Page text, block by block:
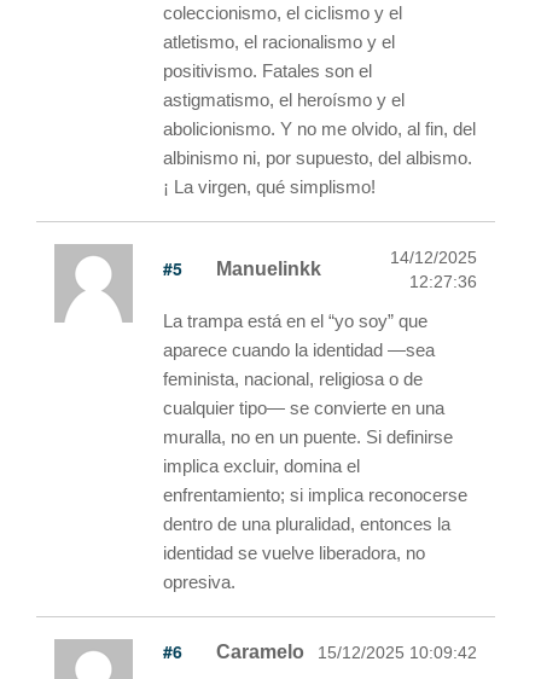
coleccionismo, el ciclismo y el
atletismo, el racionalismo y el
positivismo. Fatales son el
astigmatismo, el heroísmo y el
abolicionismo. Y no me olvido, al fin, del
albinismo ni, por supuesto, del albismo.
¡ La virgen, qué simplismo!
#5 Manuelinkk
14/12/2025
12:27:36
La trampa está en el “yo soy” que
aparece cuando la identidad —sea
feminista, nacional, religiosa o de
cualquier tipo— se convierte en una
muralla, no en un puente. Si definirse
implica excluir, domina el
enfrentamiento; si implica reconocerse
dentro de una pluralidad, entonces la
identidad se vuelve liberadora, no
opresiva.
#6 Caramelo 15/12/2025 10:09:42